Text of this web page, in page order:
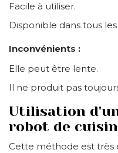
Facile à utiliser.
Disponible dans tous les
Inconvénients :
Elle peut être lente.
Il ne produit pas
Utilisation
robot de
Cette méthode est très